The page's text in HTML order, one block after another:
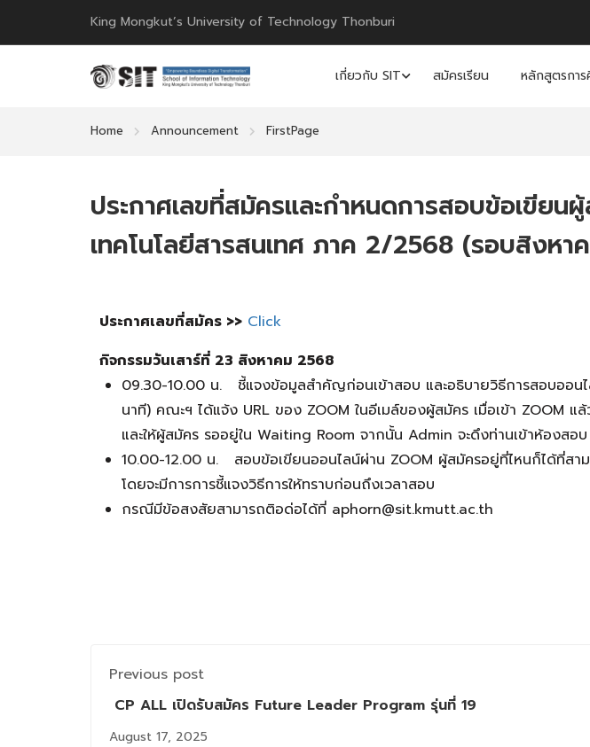
King Mongkut’s University of Technology Thonburi
เกี่ยวกับ SIT สมัครเรียน หลักสูตรกา
Home Announcement FirstPage
ประกาศเลขที่สมัครและกำหนดการสอบข้อเขีย
เทคโนโลยีสารสนเทศ ภาค 2/2568 (รอบสิงหา
ประกาศเลขที่สมัคร >> Click
กิจกรรมวันเสาร์ที่ 23 สิงหาคม 2568
09.30-10.00 น. ชี้แจงข้อมูลสำคัญก่อนเข้าสอบ และอธิบายวิธีการสอบออน
นาที) คณะฯ ได้แจ้ง URL ของ ZOOM ในอีเมล์ของผู้สมัคร เมื่อเข้า ZOOM แล้
และให้ผู้สมัคร รออยู่ใน Waiting Room จากนั้น Admin จะดึงท่านเข้าห้องสอบ
10.00-12.00 น. สอบข้อเขียนออนไลน์ผ่าน ZOOM ผู้สมัครอยู่ที่ไหนก็ได้ที่ส
โดยจะมีการการชี้แจงวิธีการให้ทราบก่อนถึงเวลาสอบ
กรณีมีข้อสงสัยสามารถติอด่อได้ที่ aphorn@sit.kmutt.ac.th
Previous post
CP ALL เปิดรับสมัคร Future Leader Program รุ่นที่ 19
August 17, 2025